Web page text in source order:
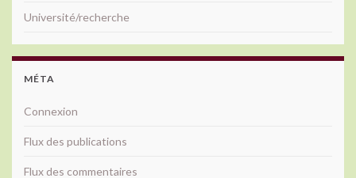
Université/recherche
MÉTA
Connexion
Flux des publications
Flux des commentaires